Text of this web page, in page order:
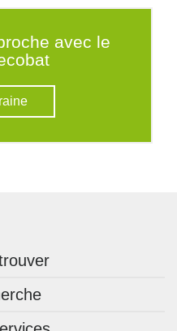
avec le
agence